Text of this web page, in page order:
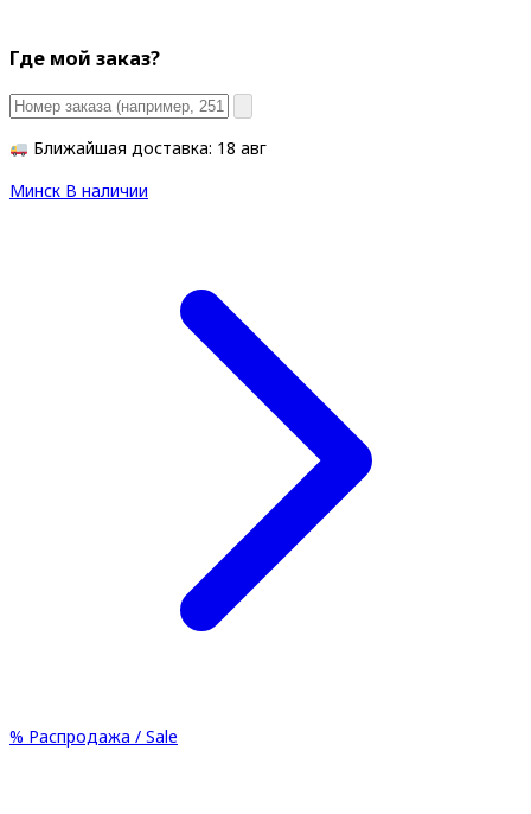
Где мой заказ?
Ближайшая доставка: 18 авг
Минск В наличии
% Распродажа / Sale